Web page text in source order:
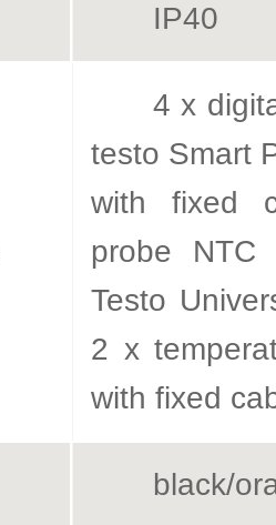
IP40
4 x
testo Smart
with fixed
probe
Testo
2 x
with fixed
black/